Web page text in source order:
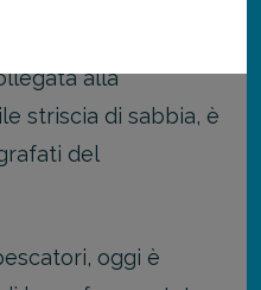
dei VIP
alla
striscia di sabbia, è
del
oggi è